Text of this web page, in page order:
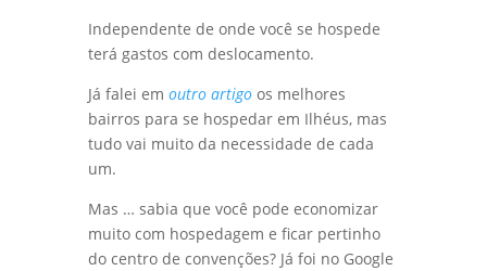
Independente de onde você se hospede
terá gastos com deslocamento.
Já falei em outro artigoos melhores
bairros para se hospedar em Ilhéus, mas
tudo vai muito da necessidade de cada
um.
Mas … sabia que você pode economizar
muito com hospedagem e ficar pertinho
do centro de convenções? Já foi no Google